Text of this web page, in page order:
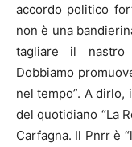
accordo politico
non è una
tagliare il nastro
Dobbiamo
nel tempo”. A dirlo,
del quotidiano “La
Carfagna. Il Pnrr è